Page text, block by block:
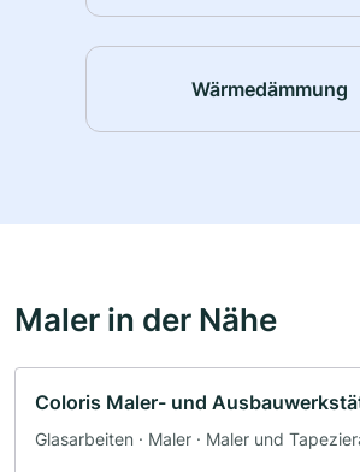
Wärmedämmung
Maler in der Nähe
Coloris Maler- und
Glasarbeiten · Maler · Maler und